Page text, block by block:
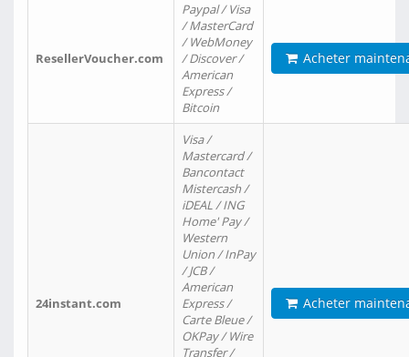
ResellerVoucher.com
Paypal / Visa
/ MasterCard
/ WebMoney
/ Discover /
American
Express /
Bitcoin
Acheter
24instant.com
Visa /
Mastercard /
Bancontact
Mistercash /
iDEAL / ING
Home' Pay /
Western
Union / InPay
/ JCB /
American
Express /
Carte Bleue /
OKPay / Wire
Transfer /
Acheter